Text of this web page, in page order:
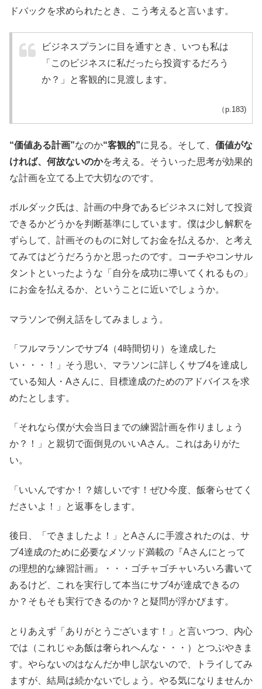
ドバックを求められたとき、こう考えると言います。
ビジネスプランに目を通すとき、いつも私は
「このビジネスに私だったら投資するだろう
か？」と客観的に見渡します。
（p.183)
“価値ある計画”なのか“客観的”に見る。そして、 価値がな
ければ、何故ないのかを考える。そういった思考が効果的
な計画を立てる上で大切なのです。
ボルダック氏は、計画の中身であるビジネスに対して投資
できるかどうかを判断基準にしています。僕は少し解釈を
ずらして、計画そのものに対してお金を払えるか、と考え
てみてはどうだろうかと思ったのです。コーチやコンサル
タントといったような「自分を成功に導いてくれるもの」
にお金を払えるか、ということに近いでしょうか。
マラソンで例え話をしてみましょう。
「フルマラソンでサブ4（4時間切り）を達成した
い・・・！」そう思い、マラソンに詳しくサブ4を達成し
ている知人・Aさんに、目標達成のためのアドバイスを求
めたとします。
「それなら僕が大会当日までの練習計画を作りましょう
か？！」と親切で面倒見のいいAさん。これはありがた
い。
「いいんですか！？嬉しいです！ぜひ今度、飯奢らせてく
ださいよ！」と返事をします。
後日、「できましたよ！」とAさんに手渡されたのは、サ
ブ4達成のために必要なメソッド満載の『Aさんにとって
の理想的な練習計画』・・・ゴチャゴチャいろいろ書いて
あるけど、これを実行して本当にサブ4が達成できるの
か？そもそも実行できるのか？と疑問が浮かびます。
とりあえず「ありがとうございます！」と言いつつ、内心
では（これじゃあ飯は奢られへんな・・・）とつぶやきま
す。やらないのはなんだか申し訳ないので、トライしてみ
ますが、結局は続かないでしょう。やる気になりませんか